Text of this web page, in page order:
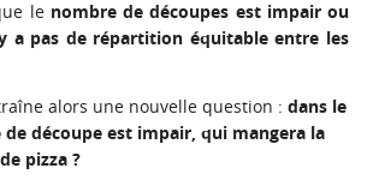
le nombre de découpes est impair ou
a pas de répartition équitable entre les
alors une nouvelle question : dans le
découpe est impair, qui mangera la
pizza ?